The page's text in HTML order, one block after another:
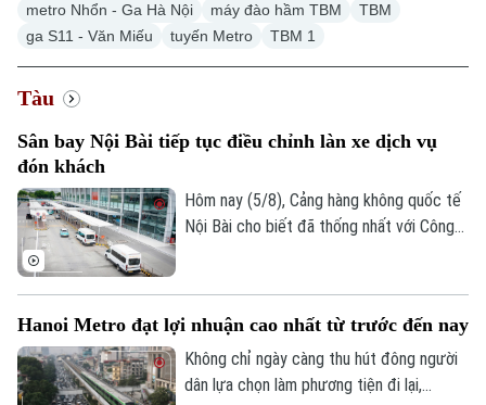
metro Nhổn - Ga Hà Nội máy đào hầm TBM
TBM
ga S11 - Văn Miếu
tuyến Metro TBM 1
Tàu
Sân bay Nội Bài tiếp tục điều chỉnh làn xe dịch vụ
đón khách
Hôm nay (5/8), Cảng hàng không quốc tế
Nội Bài cho biết đã thống nhất với Công
những bất tiện.
Hanoi Metro đạt lợi nhuận cao nhất từ trước đến nay
Không chỉ ngày càng thu hút đông người
dân lựa chọn làm phương tiện đi lại,